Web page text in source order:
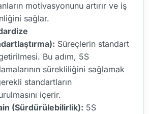
motivasyonunu artırır ve iş
sağlar.
Süreçlerin standart
Bu adım, 5S
sürekliliğini sağlamak
standartların
içerir.
(Sürdürülebilirlik): 5S